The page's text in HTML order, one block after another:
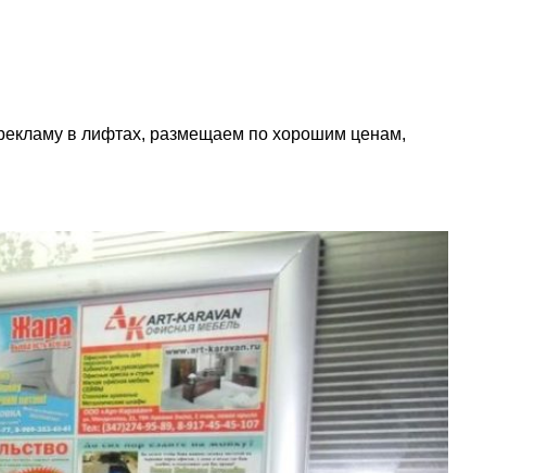
в лифтах, размещаем по хорошим ценам,